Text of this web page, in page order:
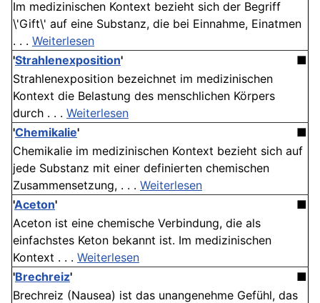
Im medizinischen Kontext bezieht sich der Begriff
\'Gift\' auf eine Substanz, die bei Einnahme, Einatmen
. . . Weiterlesen
'Strahlenexposition'
■
Strahlenexposition bezeichnet im medizinischen
Kontext die Belastung des menschlichen Körpers
durch . . . Weiterlesen
'Chemikalie'
■
Chemikalie im medizinischen Kontext bezieht sich auf
jede Substanz mit einer definierten chemischen
Zusammensetzung, . . . Weiterlesen
'Aceton'
■
Aceton ist eine chemische Verbindung, die als
einfachstes Keton bekannt ist. Im medizinischen
Kontext . . . Weiterlesen
'Brechreiz'
■
Brechreiz (Nausea) ist das unangenehme Gefühl, das